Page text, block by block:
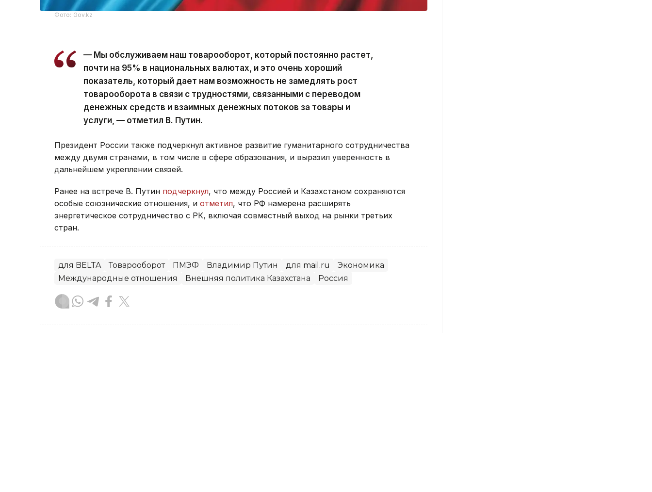
Фото: Gov.kz
— Мы обслуживаем наш товарооборот, который постоянно растет,
почти на 95% в национальных валютах, и это очень хороший
показатель, который дает нам возможность не замедлять рост
товарооборота в связи с трудностями, связанными с переводом
денежных средств и взаимных денежных потоков за товары и
услуги, — отметил В. Путин.
Президент России также подчеркнул активное развитие гуманитарного сотрудничества
между двумя странами, в том числе в сфере образования, и выразил уверенность в
дальнейшем укреплении связей.
Ранее на встрече В. Путин подчеркнул, что между Россией и Казахстаном сохраняются
особые союзнические отношения, и отметил, что РФ намерена расширять
энергетическое сотрудничество с РК, включая совместный выход на рынки третьих
стран.
для BELTA Товарооборот ПМЭФ Владимир Путин для mail.ru
Экономика
Международные отношения
Внешняя политика Казахстана Россия